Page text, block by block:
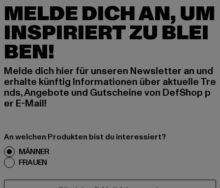
MELDE DICH AN, UM
INSPIRIERT ZU BLEI
BEN!
Melde dich hier für unseren Newsletter an und
erhalte künftig Informationen über aktuelle Tre
nds, Angebote und Gutscheine von DefShop p
er E-Mail!
An welchen Produkten bist du interessiert?
MÄNNER
FRAUEN